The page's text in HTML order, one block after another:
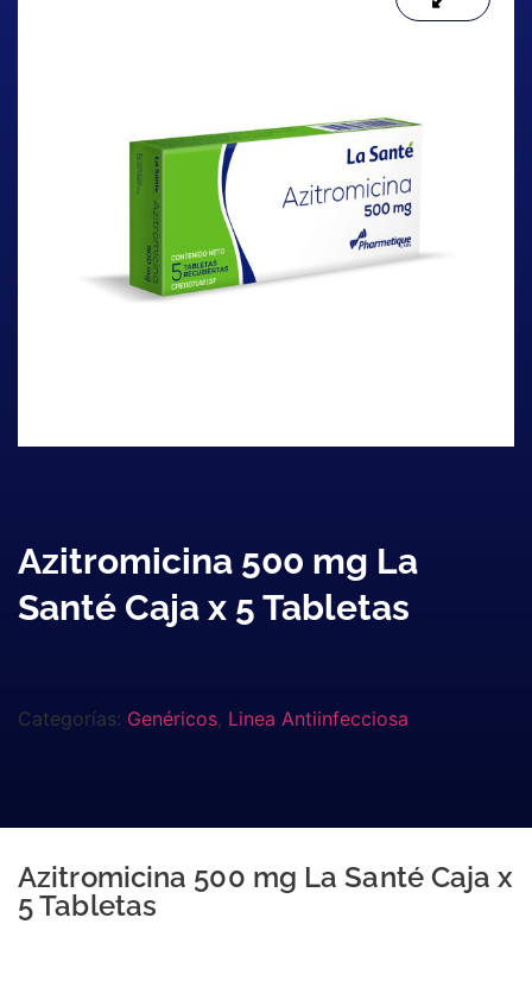
Azitromicina 500 mg La
Santé Caja x 5 Tabletas
Categorías: Genéricos, Linea Antiinfecciosa
Azitromicina 500 mg La Santé Caja x
5 Tabletas